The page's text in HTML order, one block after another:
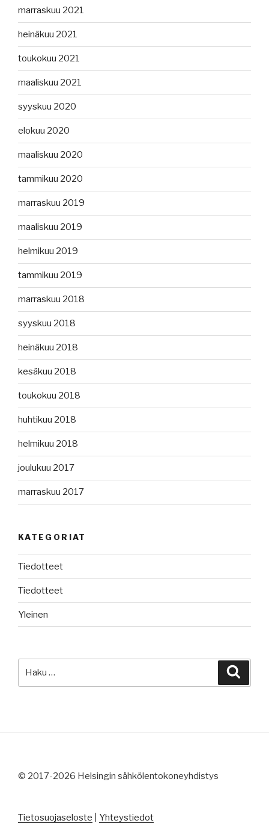
marraskuu 2021
heinäkuu 2021
toukokuu 2021
maaliskuu 2021
syyskuu 2020
elokuu 2020
maaliskuu 2020
tammikuu 2020
marraskuu 2019
maaliskuu 2019
helmikuu 2019
tammikuu 2019
marraskuu 2018
syyskuu 2018
heinäkuu 2018
kesäkuu 2018
toukokuu 2018
huhtikuu 2018
helmikuu 2018
joulukuu 2017
marraskuu 2017
KATEGORIAT
Tiedotteet
Tiedotteet
Yleinen
© 2017-2026 Helsingin sähkölentokoneyhdistys
Tietosuojaseloste Yhteystiedot